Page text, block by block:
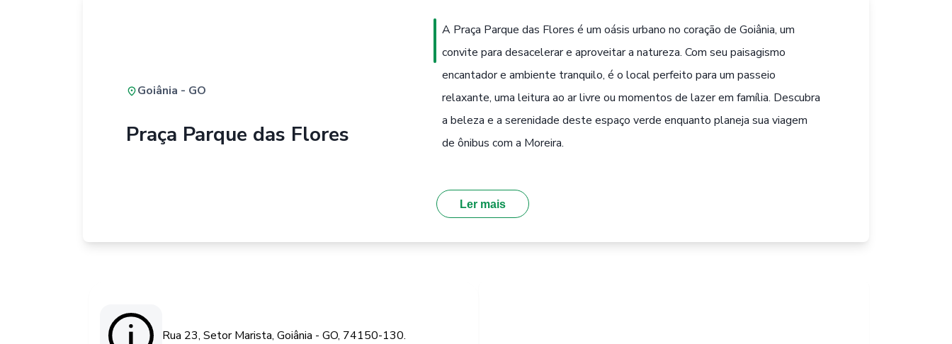
Goiânia - GO
Praça Parque das Flores
A Praça Parque das Flores é um oásis urbano no coração de Goiânia, um
convite para desacelerar e aproveitar a natureza. Com seu paisagismo
encantador e ambiente tranquilo, é o local perfeito para um passeio
relaxante, uma leitura ao ar livre ou momentos de lazer em família. Descubra
a beleza e a serenidade deste espaço verde enquanto planeja sua viagem
de ônibus com a Moreira.
Ler mais
Rua 23, Setor Marista, Goiânia - GO, 74150-130.